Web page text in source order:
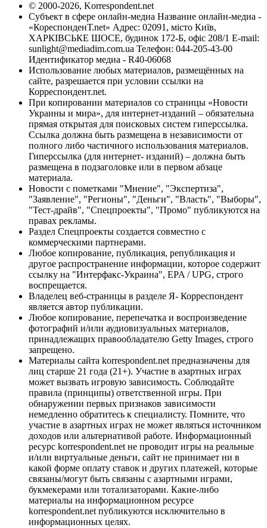
© 2000-2026, Korrespondent.net
Субъект в сфере онлайн-медиа Название онлайн-медиа -
«КореспонденТ.net» Адрес: 02091, місто Київ,
ХАРКІВСЬКЕ ШОСЕ, будинок 172-Б, офіс 208/1 E-mail:
sunlight@mediadim.com.ua Телефон: 044-205-43-00
Идентификатор медиа - R40-06068
Использование любых материалов, размещённых на
сайте, разрешается при условии ссылки на
Корреспондент.net.
При копировании материалов со страницы «Новости
Украины и мира», для интернет-изданий – обязательна
прямая открытая для поисковых систем гиперссылка.
Ссылка должна быть размещена в независимости от
полного либо частичного использования материалов.
Гиперссылка (для интернет- изданий) – должна быть
размещена в подзаголовке или в первом абзаце
материала.
Новости с пометками "Мнение", "Экспертиза",
"Заявление", "Регионы", "Деньги", "Власть", "Выборы",
"Тест-драйв", "Спецпроекты", "Промо" публикуются на
правах рекламы.
Раздел Спецпроекты создается совместно с
коммерческими партнерами.
Любое копирование, публикация, републикация и
другое распространение информации, которое содержит
ссылку на "Интерфакс-Украина", EPA / UPG, строго
воспрещается.
Владелец веб-страницы в разделе Я- Корреспондент
является автор публикации.
Любое копирование, перепечатка и воспроизведение
фотографий и/или аудиовизуальных материалов,
принадлежащих правообладателю Getty Images, строго
запрещено.
Материалы сайта korrespondent.net предназначены для
лиц старше 21 года (21+). Участие в азартных играх
может вызвать игровую зависимость. Соблюдайте
правила (принципы) ответственной игры. При
обнаружении первых признаков зависимости
немедленно обратитесь к специалисту. Помните, что
участие в азартных играх не может являться источником
доходов или альтернативой работе. Информационный
ресурс korrespondent.net не проводит игры на реальные
и/или виртуальные деньги, сайт не принимает ни в
какой форме оплату ставок и других платежей, которые
связаны/могут быть связаны с азартными играми,
букмекерами или тотализаторами. Какие-либо
материалы на информационном ресурсе
korrespondent.net публикуются исключительно в
информационных целях.